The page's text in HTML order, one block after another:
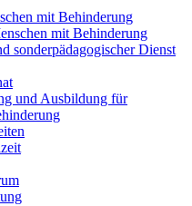
mit Behinderung
mit Behinderung
sonderpädagogischer Dienst
und Ausbildung für